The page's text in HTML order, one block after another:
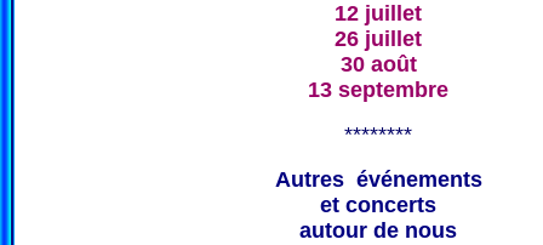
12 juillet
26 juillet
30 août
13 septembre
********
Autres événements
et concerts
autour de nous